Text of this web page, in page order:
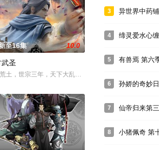
聪明可爱的熊猫奇奇喜欢用奇妙汉字解决问题，
学校——菲梦学院，与队友宋诗语、杨松儿结成组合美
至16集 10.0
圣
土，世宗三年，天下大乱，民不聊生。魔门妖党隐于
3 异世界中药
4 缔灵爱水心缠
5 有兽焉 第六
6 孙娇的奇妙
7 仙帝归来第
8 小猪佩奇 第